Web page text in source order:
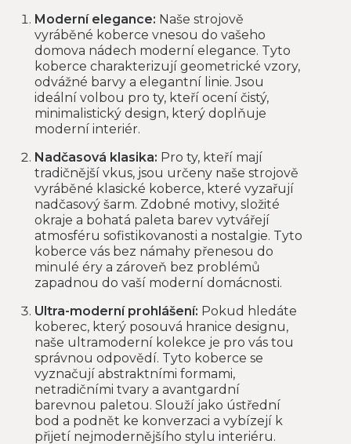
Moderní elegance: Naše strojově
vyráběné koberce vnesou do vašeho
domova nádech moderní elegance. Tyto
koberce charakterizují geometrické vzory,
odvážné barvy a elegantní linie. Jsou
ideální volbou pro ty, kteří ocení čistý,
minimalistický design, který doplňuje
moderní interiér.
Nadčasová klasika: Pro ty, kteří mají
tradičnější vkus, jsou určeny naše strojově
vyráběné klasické koberce, které vyzařují
nadčasový šarm. Zdobné motivy, složité
okraje a bohatá paleta barev vytvářejí
atmosféru sofistikovanosti a nostalgie. Tyto
koberce vás bez námahy přenesou do
minulé éry a zároveň bez problémů
zapadnou do vaší moderní domácnosti.
Ultra-moderní prohlášení: Pokud hledáte
koberec, který posouvá hranice designu,
naše ultramoderní kolekce je pro vás tou
správnou odpovědí. Tyto koberce se
vyznačují abstraktními formami,
netradičními tvary a avantgardní
barevnou paletou. Slouží jako ústřední
bod a podnět ke konverzaci a vybízejí k
přijetí nejmodernějšího stylu interiéru.